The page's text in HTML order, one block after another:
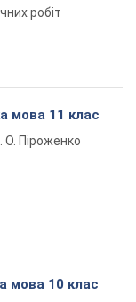
робіт
мова 11 клас
О. Піроженко
мова 10 клас